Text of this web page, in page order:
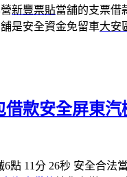
新豐票貼當舖的支票借
是安全資金免留車大安
款安全屏東
點 11分 26秒 安全合法